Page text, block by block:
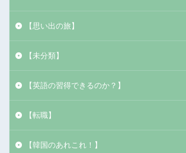
【思い出の旅】
【未分類】
【英語の習得できるのか？】
【転職】
【韓国のあれこれ！】